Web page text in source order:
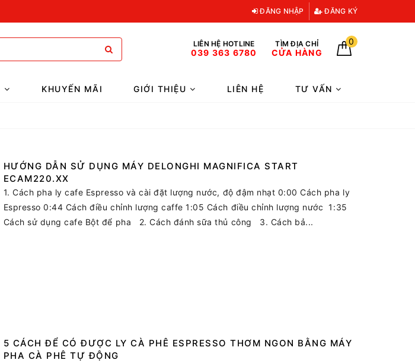
ĐĂNG NHẬP ĐĂNG KÝ
LIÊN HỆ HOTLINE
039 363 6780
TÌM ĐỊA CHỈ
CỬA HÀNG
0
KHUYẾN MÃI GIỚI THIỆU LIÊN HỆ TƯ VẤN
HƯỚNG DẪN SỬ DỤNG MÁY DELONGHI MAGNIFICA START
ECAM220.XX
1. Cách pha ly cafe Espresso và cài đặt lượng nước, độ đậm nhạt 0:00 Cách pha ly
Espresso 0:44 Cách điều chỉnh lượng caffe 1:05 Cách điều chỉnh lượng nước 1:35
Cách sử dụng cafe Bột để pha 2. Cách đánh sữa thủ công 3. Cách bả...
5 CÁCH ĐỂ CÓ ĐƯỢC LY CÀ PHÊ ESPRESSO THƠM NGON BẰNG MÁY
PHA CÀ PHÊ TỰ ĐỘNG